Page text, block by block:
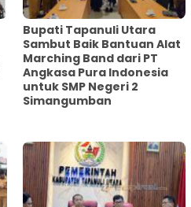
Bupati Tapanuli Utara
Sambut Baik Bantuan Alat
Marching Band dari PT
Angkasa Pura Indonesia
untuk SMP Negeri 2
Simangumban